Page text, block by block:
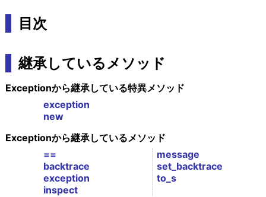
目次
継承しているメソッド
Exceptionから継承している特異メソッド
exception
new
Exceptionから継承しているメソッド
==
backtrace
exception
inspect
message
set_backtrace
to_s